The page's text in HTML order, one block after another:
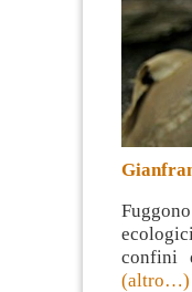
confini
(altro…)